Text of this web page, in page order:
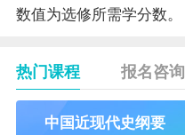
数值为选修所需学分数。
热门课程 报名咨询
中国近现代史纲要